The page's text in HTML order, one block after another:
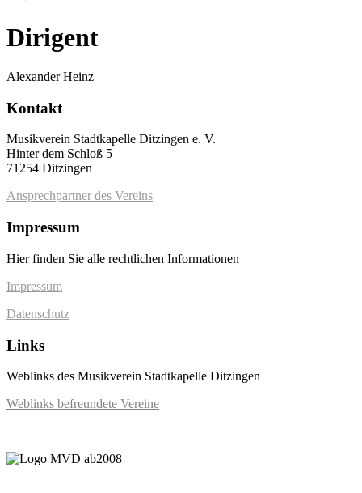
Dirigent
Alexander Heinz
Kontakt
Musikverein Stadtkapelle Ditzingen e. V.
Hinter dem Schloß 5
71254 Ditzingen
Ansprechpartner des Vereins
Impressum
Hier finden Sie alle rechtlichen Informationen
Impressum
Datenschutz
Links
Weblinks des Musikverein Stadtkapelle Ditzingen
Weblinks befreundete Vereine